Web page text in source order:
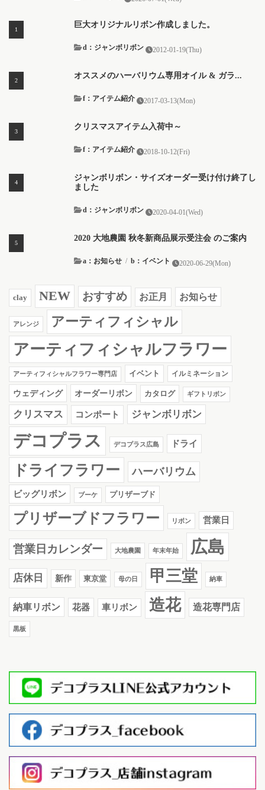
巨大オリジナルリボン作成しました。
2012-01-19(Thu)
d：ジャンボリボン
オススメのハーバリウム専用オイル & ガラ...
2017-03-13(Mon)
f：アイテム紹介
クリスマスアイテム入荷中～
2018-10-12(Fri)
f：アイテム紹介
ジャンボリボン・サイズオーダー受け付け終了し
ました
2020-04-01(Wed)
d：ジャンボリボン
2020 大地農園 秋冬新商品展示受注会 のご案内
2020-06-29(Mon)
a：お知らせ / b：イベント
clay NEW おすすめ お正月 お知らせ
アレンジ アーティフィシャル
アーティフィシャルフラワー
アーティフィシャルフラワー専門店 イベント イルミネーション
ウェディング オーダーリボン カタログ ギフトリボン
クリスマス コンポート ジャンボリボン
デコプラス デコプラス広島 ドライ
ドライフラワー ハーバリウム
ビッグリボン ブーケ プリザーブド
プリザーブドフラワー リボン 営業日
営業日カレンダー 大地農園 年末年始 広島
店休日 新作 東京堂 母の日 甲三堂 納車
納車リボン 花器 車リボン 造花 造花専門店
黒板